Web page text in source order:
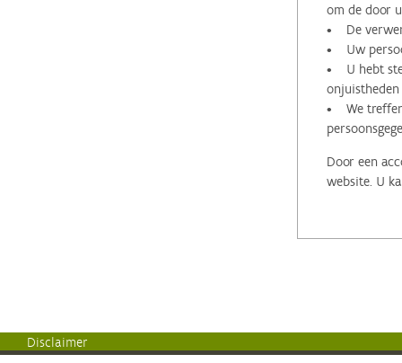
om de door
• De
• Uw
• U hebt
onjuistheden
• We treffen
Door een
website. U
Disclaimer